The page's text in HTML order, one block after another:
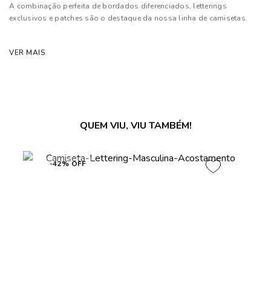
A combinação perfeita de bordados diferenciados, letterings
exclusivos e patches são o destaque da nossa linha de camisetas.
VER MAIS
QUEM VIU, VIU TAMBÉM!
-42% OFF